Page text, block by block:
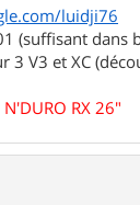
luidji76
(suffisant dans
3 V3 et XC
RX 26"